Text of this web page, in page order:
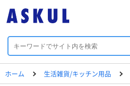
ホーム 生活雑貨/キッチン用品